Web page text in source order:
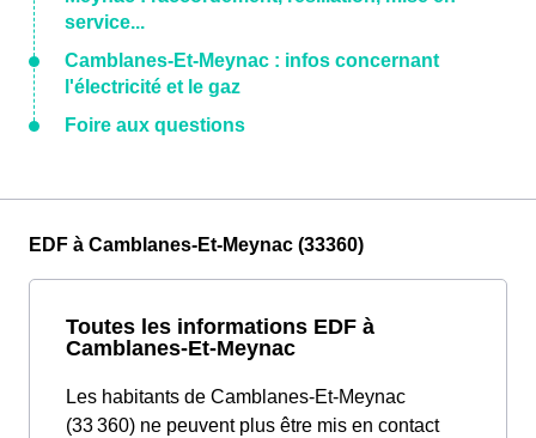
service...
Camblanes-Et-Meynac : infos concernant
l'électricité et le gaz
Foire aux questions
EDF à Camblanes-Et-Meynac (33360)
Toutes les informations EDF à
Camblanes-Et-Meynac
Les habitants de Camblanes-Et-Meynac
(33 360) ne peuvent plus être mis en contact